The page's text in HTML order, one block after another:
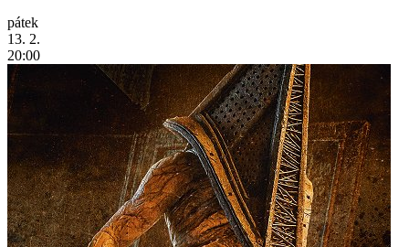
pátek
13. 2.
20:00